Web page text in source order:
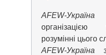
AFEW-Україна
розумінні цього
AFEW-Україна